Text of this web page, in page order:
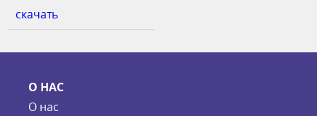
скачать
О НАС
О нас